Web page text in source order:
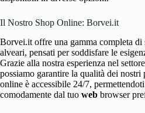
Il Nostro Shop Online: Borvei.it
Borvei.it offre una gamma completa di
alveari, pensati per soddisfare le
Grazie alla nostra esperienza nel
possiamo garantire la qualità dei
online è accessibile 24/7,
comodamente dal tuo web browser